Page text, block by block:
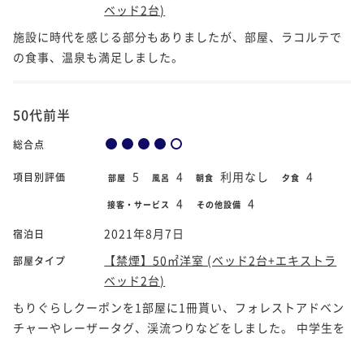
ベッド2台)
施設に時代を感じる部分もありましたが、部屋、ラコルテで
の食事、温泉も満足しました。
50代前半
総合点
項目別評価 部屋 5 風呂 4 朝食 利用なし 夕食 4
接客・サービス 4 その他設備 4
宿泊日 2021年8月7日
部屋タイプ
【禁煙】50㎡洋室 (ベッド2台+エキストラ
ベッド2台)
もりぐらしクーポンを1部屋に1冊貰い、フォレストアドベン
チャーやレーザータグ、渓流つりなどをしました。 中学生を